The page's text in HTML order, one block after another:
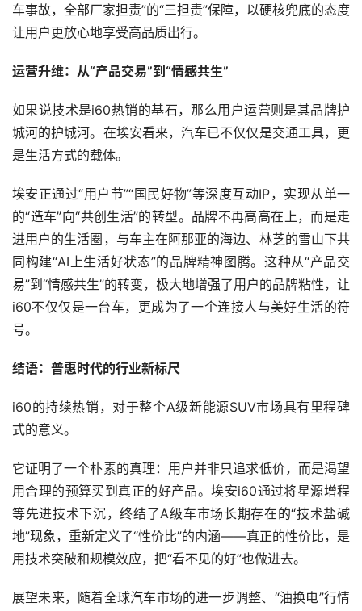
车事故，全部厂家担责”的“三担责”保障，以硬核兜底的态度
让用户更放心地享受高品质出行。
运营升维：从“产品交易”到“情感共生”
如果说技术是i60热销的基石，那么用户运营则是其品牌护
城河的护城河。在埃安看来，汽车已不仅仅是交通工具，更
是生活方式的载体。
埃安正通过“用户节”“国民好物”等深度互动IP，实现从单一
的“造车”向“共创生活”的转型。品牌不再高高在上，而是走
进用户的生活圈，与车主在阿那亚的海边、林芝的雪山下共
同构建“AI上生活好状态”的品牌精神图腾。这种从“产品交
易”到“情感共生”的转变，极大地增强了用户的品牌粘性，让
i60不仅仅是一台车，更成为了一个连接人与美好生活的符
号。
结语：普惠时代的行业新标尺
i60的持续热销，对于整个A级新能源SUV市场具有里程碑
式的意义。
它证明了一个朴素的真理：用户并非只追求低价，而是渴望
用合理的预算买到真正的好产品。埃安i60通过将星源增程
等先进技术下沉，终结了A级车市场长期存在的“技术盐碱
地”现象，重新定义了“性价比”的内涵——真正的性价比，是
用技术突破和规模效应，把“看不见的好”也做进去。
展望未来，随着全球汽车市场的进一步调整、“油换电”行情